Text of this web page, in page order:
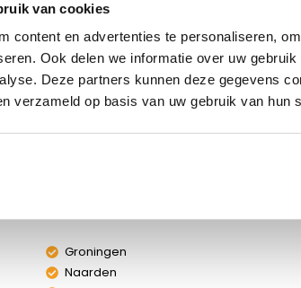
van cookies
content en advertenties te personaliseren,
Ook delen we informatie over uw
Deze partners kunnen deze gegevens
verzameld op basis van uw gebruik van hun
Specificaties
de Boretti Luciano.
Groningen
Naarden